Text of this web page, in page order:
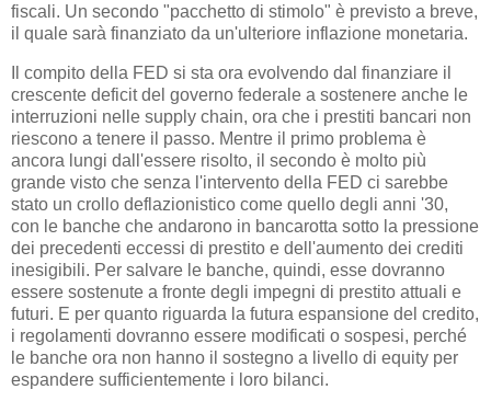
fiscali. Un secondo "pacchetto di stimolo" è previsto a breve,
il quale sarà finanziato da un'ulteriore inflazione monetaria.
Il compito della FED si sta ora evolvendo dal finanziare il
crescente deficit del governo federale a sostenere anche le
interruzioni nelle supply chain, ora che i prestiti bancari non
riescono a tenere il passo. Mentre il primo problema è
ancora lungi dall'essere risolto, il secondo è molto più
grande visto che senza l'intervento della FED ci sarebbe
stato un crollo deflazionistico come quello degli anni '30,
con le banche che andarono in bancarotta sotto la pressione
dei precedenti eccessi di prestito e dell'aumento dei crediti
inesigibili. Per salvare le banche, quindi, esse dovranno
essere sostenute a fronte degli impegni di prestito attuali e
futuri. E per quanto riguarda la futura espansione del credito,
i regolamenti dovranno essere modificati o sospesi, perché
le banche ora non hanno il sostegno a livello di equity per
espandere sufficientemente i loro bilanci.